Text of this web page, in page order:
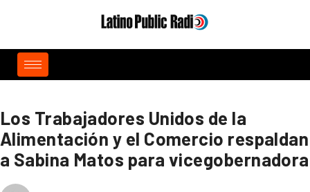
Los Trabajadores Unidos de la
Alimentación y el Comercio respaldan
a Sabina Matos para vicegobernadora